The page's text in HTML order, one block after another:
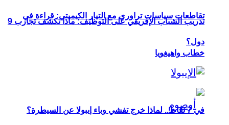
تقاطعات سياسات تراوري مع التيار الكيميتي: قراءة في
خطاب واهيغويا
تدريب الشباب الإفريقي على التوظيف: ماذا تكشف تجارب 9
دول؟
في 7 نقاط.. لماذا خرج تفشي وباء إيبولا عن السيطرة؟